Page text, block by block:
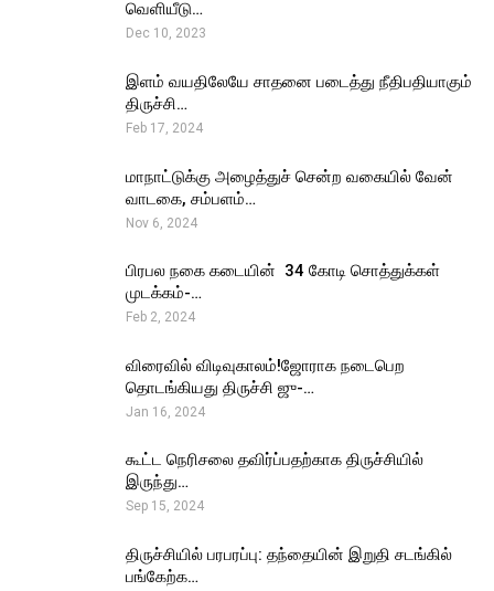
வெளியீடு…
Dec 10, 2023
இளம் வயதிலேயே சாதனை படைத்து நீதிபதியாகும்
திருச்சி…
Feb 17, 2024
மாநாட்டுக்கு அழைத்துச் சென்ற வகையில் வேன்
வாடகை, சம்பளம்…
Nov 6, 2024
பிரபல நகை கடையின் ₹ 34 கோடி சொத்துக்கள்
முடக்கம்-…
Feb 2, 2024
விரைவில் விடிவுகாலம்!ஜோராக நடைபெற
தொடங்கியது திருச்சி ஜு-…
Jan 16, 2024
கூட்ட நெரிசலை தவிர்ப்பதற்காக திருச்சியில்
இருந்து…
Sep 15, 2024
திருச்சியில் பரபரப்பு: தந்தையின் இறுதி சடங்கில்
பங்கேற்க…